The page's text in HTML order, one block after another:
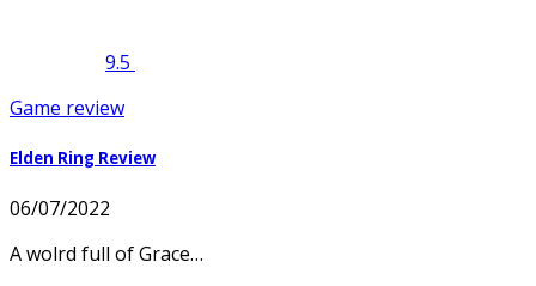
9.5
Game review
Elden Ring Review
06/07/2022
A wolrd full of Grace…